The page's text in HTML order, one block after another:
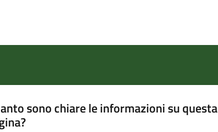
sono chiare le informazioni su questa